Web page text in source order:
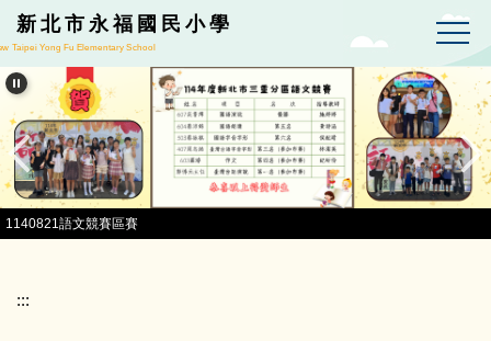
跳到主要內容區
新北市永福國民小學
Taipei Yong Fu Elementary School
1140821語文競賽區賽
:::